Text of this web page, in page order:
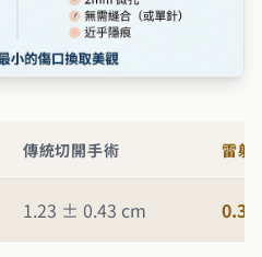
傳統切開手術 雷射
1.23 ± 0.43 cm